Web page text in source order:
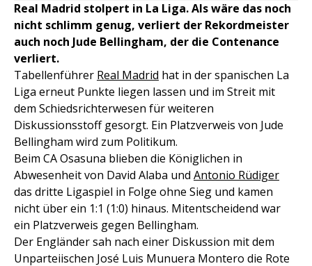
Real Madrid stolpert in La Liga. Als wäre das noch
nicht schlimm genug, verliert der Rekordmeister
auch noch Jude Bellingham, der die Contenance
verliert.
Tabellenführer Real Madrid hat in der spanischen La
Liga erneut Punkte liegen lassen und im Streit mit
dem Schiedsrichterwesen für weiteren
Diskussionsstoff gesorgt. Ein Platzverweis von Jude
Bellingham wird zum Politikum.
Beim CA Osasuna blieben die Königlichen in
Abwesenheit von David Alaba und Antonio Rüdiger
das dritte Ligaspiel in Folge ohne Sieg und kamen
nicht über ein 1:1 (1:0) hinaus. Mitentscheidend war
ein Platzverweis gegen Bellingham.
Der Engländer sah nach einer Diskussion mit dem
Unparteiischen José Luis Munuera Montero die Rote